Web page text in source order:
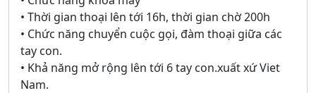
• Thời gian thoại lên tới 16h, thời gian chờ 200h
• Chức năng chuyển cuộc gọi, đàm thoại giữa các
tay con.
• Khả năng mở rộng lên tới 6 tay con.xuất xứ Viet
Nam.